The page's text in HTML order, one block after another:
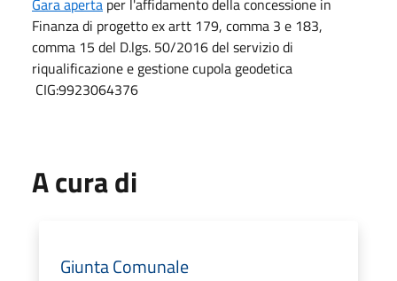
Finanza di progetto ex artt 179, comma 3 e 183,
comma 15 del D.lgs. 50/2016 del servizio di
riqualificazione e gestione cupola geodetica
CIG:9923064376
A cura di
Giunta Comunale